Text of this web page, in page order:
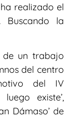
realizado el
Buscando la
un trabajo
del centro
del IV
existe’,
Dámaso’ de